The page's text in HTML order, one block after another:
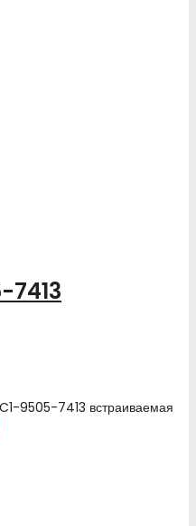
7413
9505-7413 встраиваемая